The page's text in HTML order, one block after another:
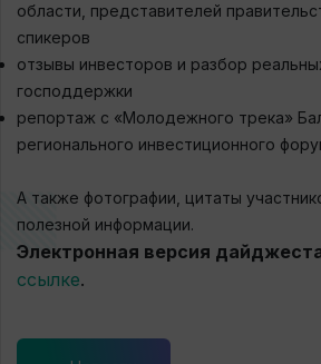
области, представителей
спикеров
отзывы инвесторов и разбор
господдержки
репортаж с «Молодежного трека»
регионального инвестиционного
А также фотографии, цитаты
полезной информации.
Электронная версия
ссылке.